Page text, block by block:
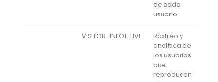
de cada
usuario.
VISITOR_INFO1_LIVE
Rastreo y
analítica de
los usuarios
que
reproducen